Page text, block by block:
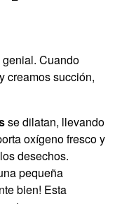
Cuando
creamos succión,
se dilatan, llevando
oxígeno fresco y
desechos.
pequeña
bien! Esta